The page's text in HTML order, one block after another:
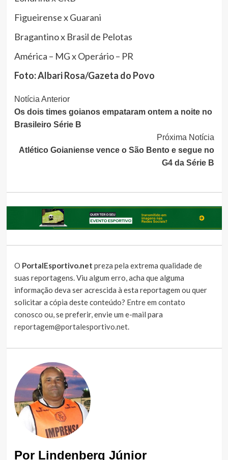
Figueirense x Guarani
Bragantino x Brasil de Pelotas
América – MG x Operário – PR
Foto: Albari Rosa/Gazeta do Povo
Continue
Lendo
Notícia Anterior
Os dois times goianos empataram ontem a noite no
Brasileiro Série B
Próxima Notícia
Atlético Goianiense vence o São Bento e segue no
G4 da Série B
O PortalEsportivo.net preza pela extrema qualidade de
suas reportagens. Viu algum erro, acha que alguma
informação deva ser acrescida à esta reportagem ou quer
solicitar a cópia deste conteúdo? Entre em contato
conosco ou, se preferir, envie um e-mail para
reportagem@portalesportivo.net.
Por Lindenberg Júnior